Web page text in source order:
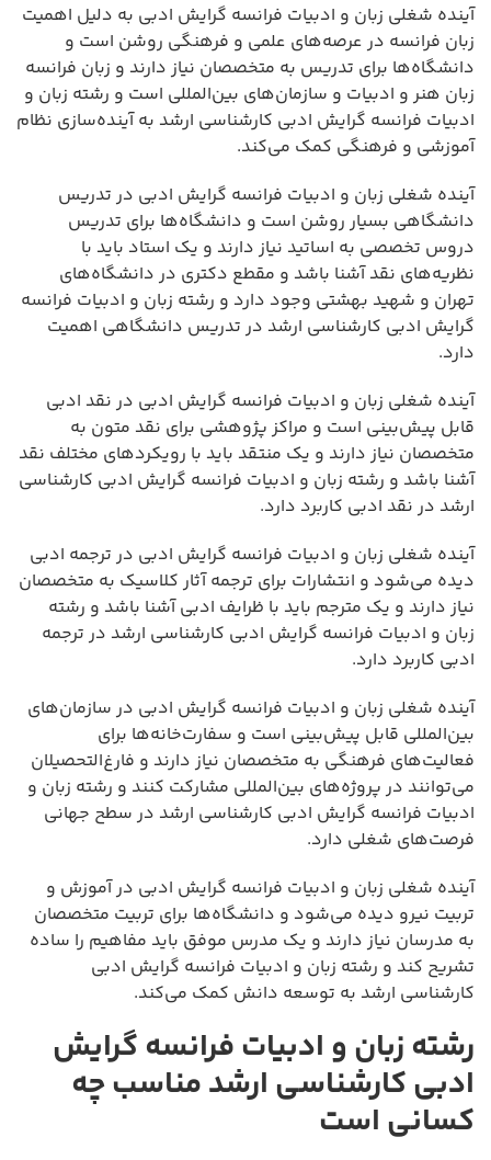
آینده شغلی زبان و ادبیات فرانسه گرایش ادبی به دلیل اهمیت
زبان فرانسه در عرصه‌های علمی و فرهنگی روشن است و
دانشگاه‌ها برای تدریس به متخصصان نیاز دارند و زبان فرانسه
زبان هنر و ادبیات و سازمان‌های بین‌المللی است و رشته زبان و
ادبیات فرانسه گرایش ادبی کارشناسی ارشد به آینده‌سازی نظام
آموزشی و فرهنگی کمک می‌کند.
آینده شغلی زبان و ادبیات فرانسه گرایش ادبی در تدریس
دانشگاهی بسیار روشن است و دانشگاه‌ها برای تدریس
دروس تخصصی به اساتید نیاز دارند و یک استاد باید با
نظریه‌های نقد آشنا باشد و مقطع دکتری در دانشگاه‌های
تهران و شهید بهشتی وجود دارد و رشته زبان و ادبیات فرانسه
گرایش ادبی کارشناسی ارشد در تدریس دانشگاهی اهمیت
دارد.
آینده شغلی زبان و ادبیات فرانسه گرایش ادبی در نقد ادبی
قابل پیش‌بینی است و مراکز پژوهشی برای نقد متون به
متخصصان نیاز دارند و یک منتقد باید با رویکردهای مختلف نقد
آشنا باشد و رشته زبان و ادبیات فرانسه گرایش ادبی کارشناسی
ارشد در نقد ادبی کاربرد دارد.
آینده شغلی زبان و ادبیات فرانسه گرایش ادبی در ترجمه ادبی
دیده می‌شود و انتشارات برای ترجمه آثار کلاسیک به متخصصان
نیاز دارند و یک مترجم باید با ظرایف ادبی آشنا باشد و رشته
زبان و ادبیات فرانسه گرایش ادبی کارشناسی ارشد در ترجمه
ادبی کاربرد دارد.
آینده شغلی زبان و ادبیات فرانسه گرایش ادبی در سازمان‌های
بین‌المللی قابل پیش‌بینی است و سفارت‌خانه‌ها برای
فعالیت‌های فرهنگی به متخصصان نیاز دارند و فارغ‌التحصیلان
می‌توانند در پروژه‌های بین‌المللی مشارکت کنند و رشته زبان و
ادبیات فرانسه گرایش ادبی کارشناسی ارشد در سطح جهانی
فرصت‌های شغلی دارد.
آینده شغلی زبان و ادبیات فرانسه گرایش ادبی در آموزش و
تربیت نیرو دیده می‌شود و دانشگاه‌ها برای تربیت متخصصان
به مدرسان نیاز دارند و یک مدرس موفق باید مفاهیم را ساده
تشریح کند و رشته زبان و ادبیات فرانسه گرایش ادبی
کارشناسی ارشد به توسعه دانش کمک می‌کند.
رشته زبان و ادبیات فرانسه گرایش
ادبی کارشناسی ارشد مناسب چه
کسانی است